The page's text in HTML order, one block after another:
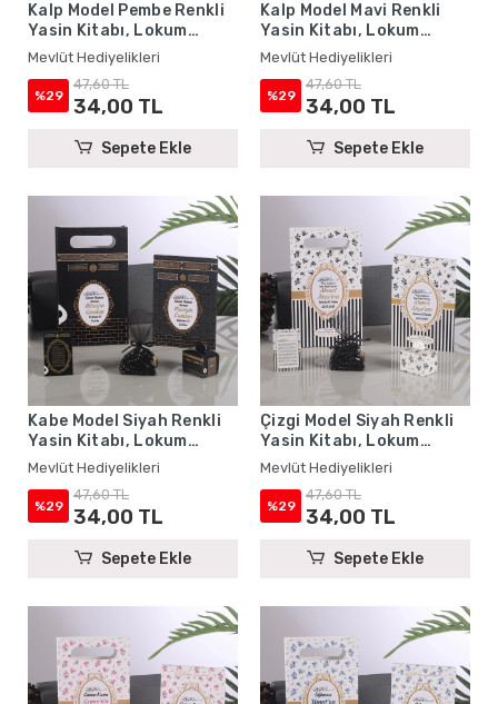
Kalp Model Pembe Renkli
Yasin Kitabı, Lokum
Kutusu, Magnet, Karton
Çanta ve Tesbih - Mevlüt
Hediyelikleri
Mevlüt Hediyelikleri
%29
47,60 TL
34,00 TL
Sepete Ekle
Kalp Model Mavi Renkli
Yasin Kitabı, Lokum
Kutusu, Magnet, Karton
Çanta ve Tesbih - Mevlüt
Hediyelikleri
Mevlüt Hediyelikleri
%29
47,60 TL
34,00 TL
Sepete Ekle
Kabe Model Siyah Renkli
Yasin Kitabı, Lokum
Kutusu, Magnet, Karton
Çanta ve Tesbih - Mevlüt
Hediyelikleri
Mevlüt Hediyelikleri
%29
47,60 TL
34,00 TL
Sepete Ekle
Çizgi Model Siyah Renkli
Yasin Kitabı, Lokum
Kutusu, Magnet, Karton
Çanta ve Tesbih - Mevlüt
Hediyelikleri
Mevlüt Hediyelikleri
%29
47,60 TL
34,00 TL
Sepete Ekle